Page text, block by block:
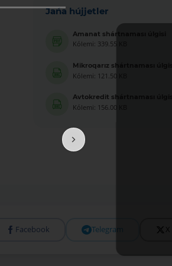
Jańa hújjetler
Amanat shártnaması úlgisi
Kólemi: 339.55 KB
Mikroqarız shártnaması úlgisi
Kólemi: 121.50 KB
Avtokredit shártnaması úlgisi
Kólemi: 156.00 KB
Facebook Telegram X